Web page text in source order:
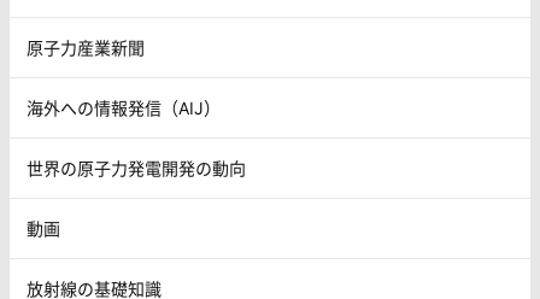
原子力産業新聞
海外への情報発信（AIJ）
世界の原子力発電開発の動向
動画
放射線の基礎知識